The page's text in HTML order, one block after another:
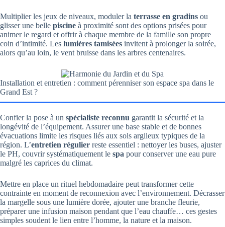
Multiplier les jeux de niveaux, moduler la terrasse en gradins ou
glisser une belle piscine à proximité sont des options prisées pour
animer le regard et offrir à chaque membre de la famille son propre
coin d’intimité. Les lumières tamisées invitent à prolonger la soirée,
alors qu’au loin, le vent bruisse dans les arbres centenaires.
Installation et entretien : comment pérenniser son espace spa dans le
Grand Est ?
Confier la pose à un spécialiste reconnu garantit la sécurité et la
longévité de l’équipement. Assurer une base stable et de bonnes
évacuations limite les risques liés aux sols argileux typiques de la
région. L’entretien régulier reste essentiel : nettoyer les buses, ajuster
le PH, couvrir systématiquement le spa pour conserver une eau pure
malgré les caprices du climat.
Mettre en place un rituel hebdomadaire peut transformer cette
contrainte en moment de reconnexion avec l’environnement. Décrasser
la margelle sous une lumière dorée, ajouter une branche fleurie,
préparer une infusion maison pendant que l’eau chauffe… ces gestes
simples soudent le lien entre l’homme, la nature et la maison.